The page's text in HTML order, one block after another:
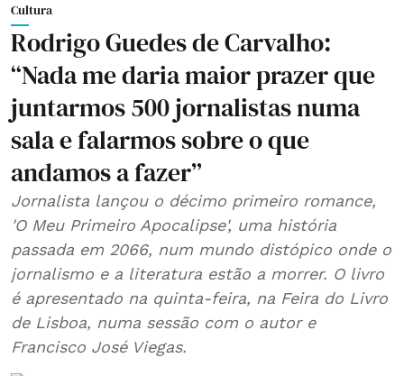
Cultura
Rodrigo Guedes de Carvalho:
“Nada me daria maior prazer que
juntarmos 500 jornalistas numa
sala e falarmos sobre o que
andamos a fazer”
Jornalista lançou o décimo primeiro romance,
'O Meu Primeiro Apocalipse', uma história
passada em 2066, num mundo distópico onde o
jornalismo e a literatura estão a morrer. O livro
é apresentado na quinta-feira, na Feira do Livro
de Lisboa, numa sessão com o autor e
Francisco José Viegas.